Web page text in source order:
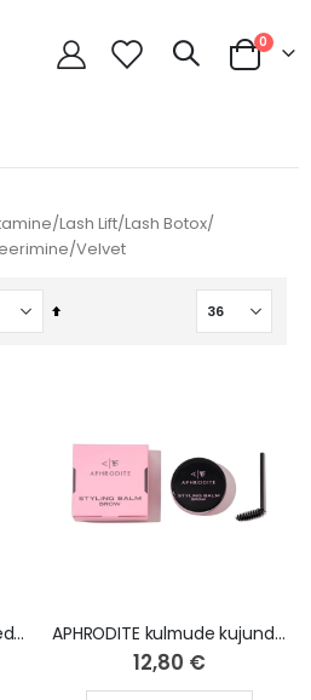
Cart
0
Lash Lift/Lash Botox/
Velvet
Määra
Magic Curl electric heated eyelash curler APHRODITE kulmude kujundamise palsam 20g
12,80 €